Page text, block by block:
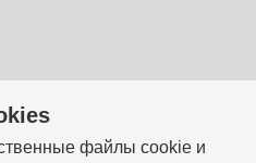
файлы cookie и